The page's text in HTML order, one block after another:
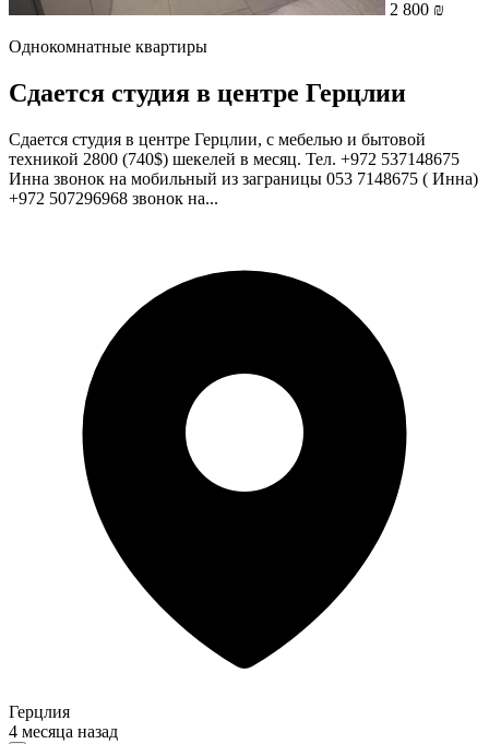
2 800 ₪
Однокомнатные квартиры
Сдается студия в центре Герцлии
Сдается студия в центре Герцлии, с мебелью и бытовой
техникой 2800 (740$) шекелей в месяц. Тел. +972 537148675
Инна звонок на мобильный из заграницы 053 7148675 ( Инна)
+972 507296968 звонок на...
Герцлия
4 месяца назад